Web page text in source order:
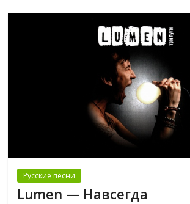
Русские песни
Lumen — Навсегда